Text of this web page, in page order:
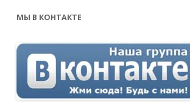
МЫ В КОНТАКТЕ